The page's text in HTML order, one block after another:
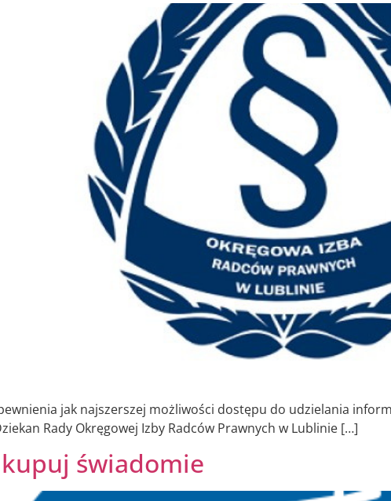
jak najszerszej możliwości dostępu do udzielania
Rady Okręgowej Izby Radców Prawnych w Lublinie […]
świadomie